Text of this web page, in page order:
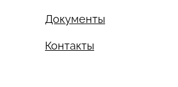
Контакты
Документы